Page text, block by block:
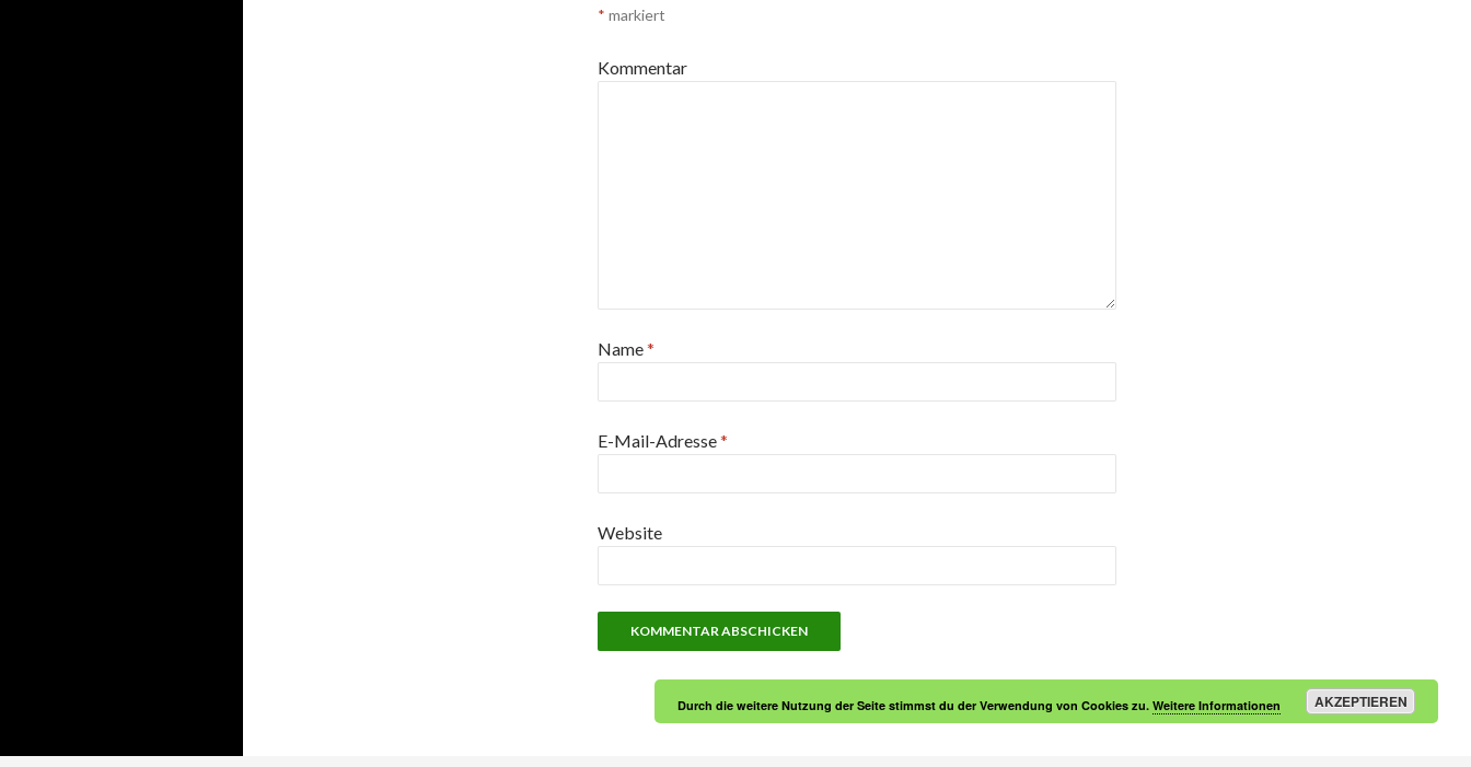
* markiert
Kommentar
Name*
E-Mail-Adresse*
Website
Durch die weitere Nutzung der Seite stimmst du der Verwendung von Cookies zu. Weitere Informationen AKZEPTIEREN